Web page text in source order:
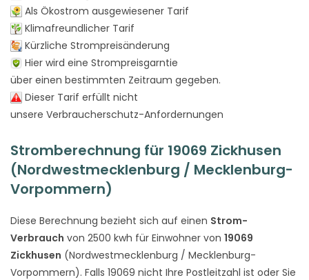
Als Ökostrom ausgewiesener Tarif
Klimafreundlicher Tarif
Kürzliche Strompreisänderung
Hier wird eine Strompreisgarntie
über einen bestimmten Zeitraum gegeben.
Dieser Tarif erfüllt nicht
unsere Verbraucherschutz-Anfordernungen
Stromberechnung für 19069 Zickhusen
(Nordwestmecklenburg / Mecklenburg-
Vorpommern)
Diese Berechnung bezieht sich auf einen Strom-
Verbrauch von 2500 kwh für Einwohner von 19069
Zickhusen (Nordwestmecklenburg / Mecklenburg-
Vorpommern). Falls 19069 nicht Ihre Postleitzahl ist oder Sie